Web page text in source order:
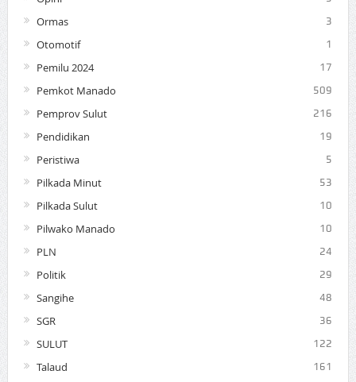
Ormas 3
Otomotif 1
Pemilu 2024 17
Pemkot Manado 509
Pemprov Sulut 216
Pendidikan 19
Peristiwa 5
Pilkada Minut 53
Pilkada Sulut 10
Pilwako Manado 10
PLN 24
Politik 29
Sangihe 48
SGR 36
SULUT 122
Talaud 161